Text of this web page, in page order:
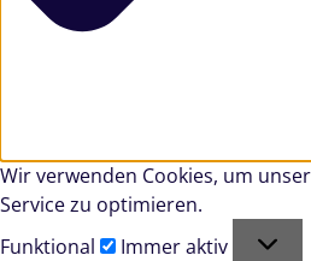
Wir verwenden Cookies, um
Service zu optimieren.
Funktional
Funktional
Immer aktiv